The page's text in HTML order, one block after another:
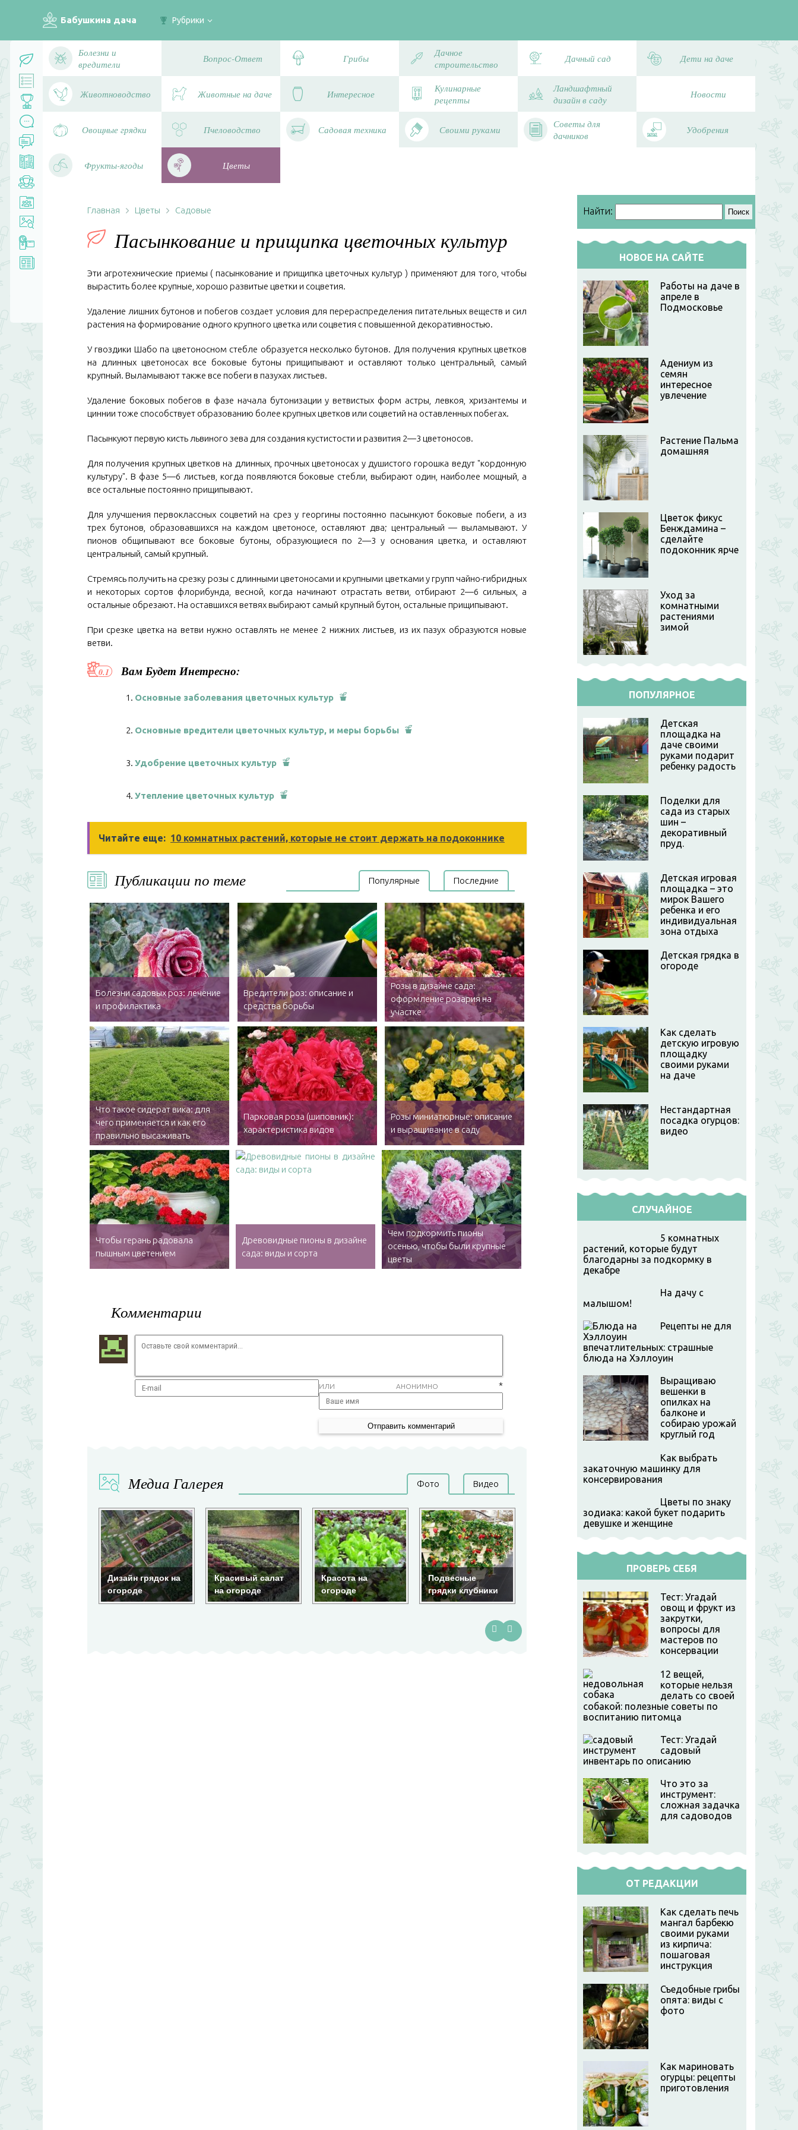
Бабушкина дача Рубрики
Болезни и
вредители
Вопрос-Ответ Грибы
Дачное
строительство
Дачный сад Дети на даче
Животноводство Животные на даче Интересное
Кулинарные
рецепты
Ландшафтный
дизайн в саду
Новости
Овощные грядки Пчеловодство Садовая техника Своими руками
Советы для
дачников
Удобрения
Фрукты-ягоды Цветы
Главная Цветы Садовые
Пасынкование и прищипка цветочных культур
Эти агротехнические приемы ( пасынкование и прищипка цветочных культур ) применяют для того, чтобы
вырастить более крупные, хорошо развитые цветки и соцветия.
Удаление лишних бутонов и побегов создает условия для перераспределения питательных веществ и сил
растения на формирование одного крупного цветка или соцветия с повышенной декоративностью.
У гвоздики Шабо па цветоносном стебле образуется несколько бутонов. Для получения крупных цветков
на длинных цветоносах все боковые бутоны прищипывают и оставляют только центральный, самый
крупный. Выламывают также все побеги в пазухах листьев.
Удаление боковых побегов в фазе начала бутонизации у ветвистых форм астры, левкоя, хризантемы и
циннии тоже способствует образованию более крупных цветков или соцветий на оставленных побегах.
Пасынкуют первую кисть львиного зева для создания кустистости и развития 2—3 цветоносов.
Для получения крупных цветков на длинных, прочных цветоносах у душистого горошка ведут "кордонную
культуру". В фазе 5—6 листьев, когда появляются боковые стебли, выбирают один, наиболее мощный, а
все остальные постоянно прищипывают.
Для улучшения первоклассных соцветий на срез у георгины постоянно пасынкуют боковые побеги, а из
трех бутонов, образовавшихся на каждом цветоносе, оставляют два; центральный — выламывают. У
пионов общипывают все боковые бутоны, образующиеся по 2—3 у основания цветка, и оставляют
центральный, самый крупный.
Стремясь получить на срезку розы с длинными цветоносами и крупными цветками у групп чайно-гибридных
и некоторых сортов флорибунда, весной, когда начинают отрастать ветви, отбирают 2—6 сильных, а
остальные обрезают. На оставшихся ветвях выбирают самый крупный бутон, остальные прищипывают.
При срезке цветка на ветви нужно оставлять не менее 2 нижних листьев, из их пазух образуются новые
ветви.
Вам Будет Инетресно:
Основные заболевания цветочных культур
Основные вредители цветочных культур, и меры борьбы
Удобрение цветочных культур
Утепление цветочных культур
Читайте еще: 10 комнатных растений, которые не стоит держать на подоконнике
Публикации по теме Популярные Последние
Болезни садовых роз: лечение
и профилактика
Вредители роз: описание и
средства борьбы
Розы в дизайне сада:
оформление розария на
участке
Что такое сидерат вика: для
чего применяется и как его
правильно высаживать
Парковая роза (шиповник):
характеристика видов
Розы миниатюрные: описание
и выращивание в саду
Чтобы герань радовала
пышным цветением
Древовидные пионы в дизайне
сада: виды и сорта
Чем подкормить пионы
осенью, чтобы были крупные
цветы
Комментарии
ИЛИ АНОНИМНО *
Медиа Галерея Фото Видео
Дизайн грядок на
огороде
Красивый салат
на огороде
Красота на
огороде
Подвесные
грядки клубники
грядки для
Вертикальные
грядки из труб
Найти:
НОВОЕ НА САЙТЕ
Работы на даче в
апреле в
Подмосковье
Адениум из
семян
интересное
увлечение
Растение Пальма
домашняя
Цветок фикус
Бенждамина –
сделайте
подоконник ярче
Уход за
комнатными
растениями
зимой
ПОПУЛЯРНОЕ
Детская
площадка на
даче своими
руками подарит
ребенку радость
Поделки для
сада из старых
шин –
декоративный
пруд.
Детская игровая
площадка – это
мирок Вашего
ребенка и его
индивидуальная
зона отдыха
Детская грядка в
огороде
Как сделать
детскую игровую
площадку
своими руками
на даче
Нестандартная
посадка огурцов:
видео
СЛУЧАЙНОЕ
5 комнатных
растений, которые будут
благодарны за подкормку в
декабре
На дачу с
малышом!
Рецепты не для
впечатлительных: страшные
блюда на Хэллоуин
Выращиваю
вешенки в
опилках на
балконе и
собираю урожай
круглый год
Как выбрать
закаточную машинку для
консервирования
Цветы по знаку
зодиака: какой букет подарить
девушке и женщине
ПРОВЕРЬ СЕБЯ
Тест: Угадай
овощ и фрукт из
закрутки,
вопросы для
мастеров по
консервации
12 вещей,
которые нельзя
делать со своей
собакой: полезные советы по
воспитанию питомца
Тест: Угадай
садовый
инвентарь по описанию
Что это за
инструмент:
сложная задачка
для садоводов
ОТ РЕДАКЦИИ
Как сделать печь
мангал барбекю
своими руками
из кирпича:
пошаговая
инструкция
Съедобные грибы
опята: виды с
фото
Как мариновать
огурцы: рецепты
приготовления